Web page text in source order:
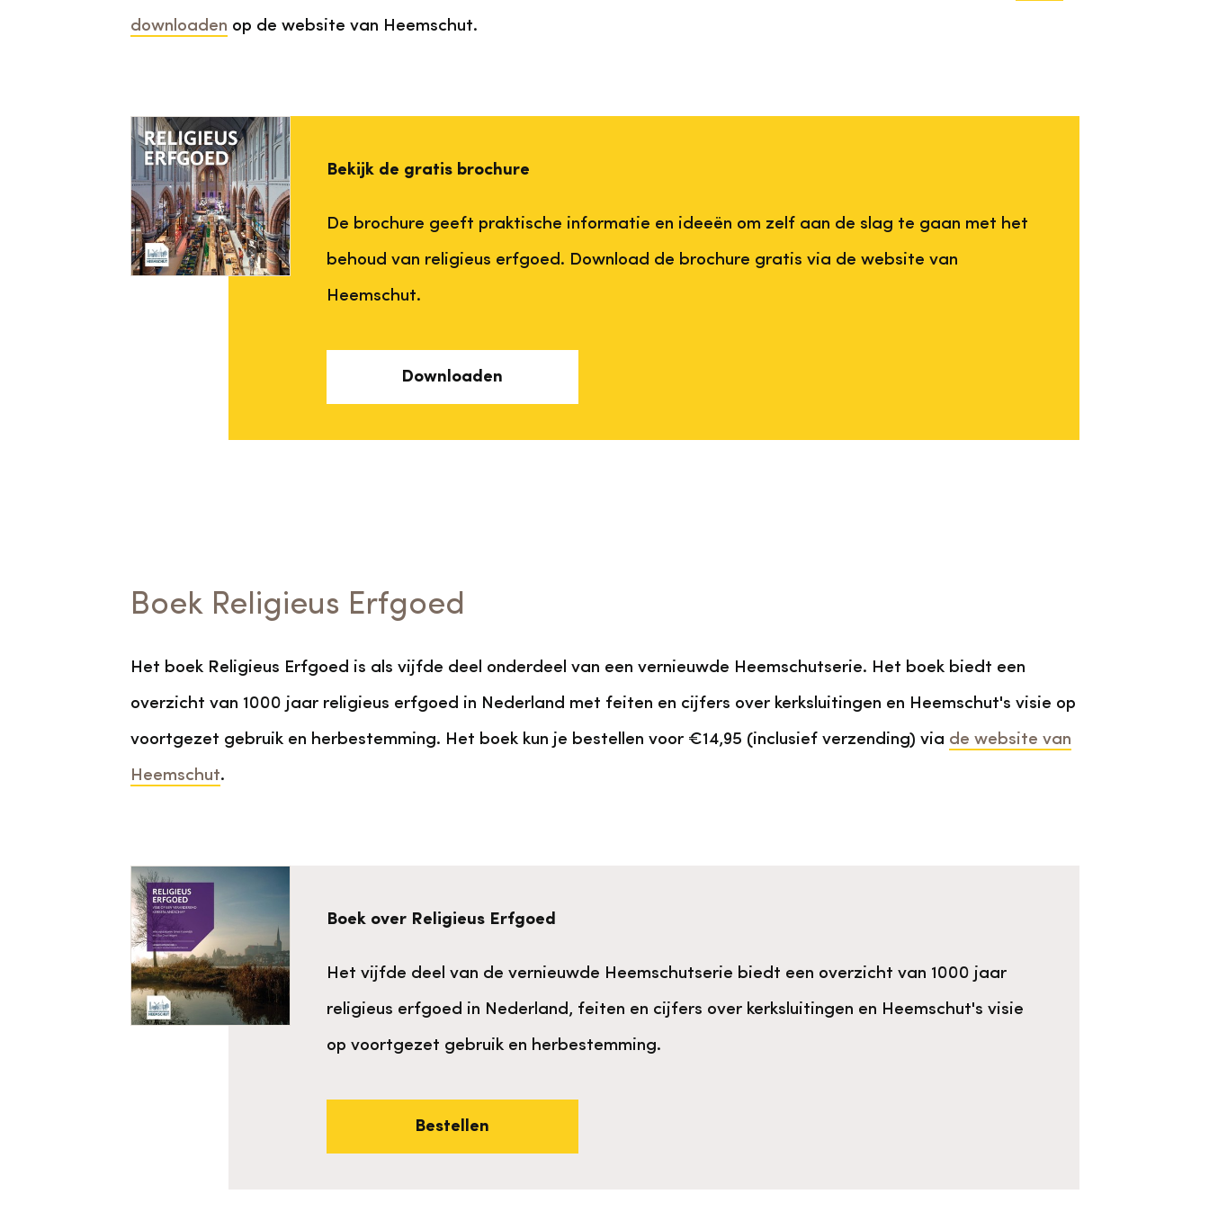
downloaden op de website van Heemschut.
Bekijk de gratis brochure
De brochure geeft praktische informatie en ideeën om zelf aan de slag te gaan met het
behoud van religieus erfgoed. Download de brochure gratis via de website van
Heemschut.
Downloaden
Boek Religieus Erfgoed
Het boek Religieus Erfgoed is als vijfde deel onderdeel van een vernieuwde Heemschutserie. Het boek biedt een
overzicht van 1000 jaar religieus erfgoed in Nederland met feiten en cijfers over kerksluitingen en Heemschut's visie op
voortgezet gebruik en herbestemming. Het boek kun je bestellen voor €14,95 (inclusief verzending) via de website van
Heemschut.
Boek over Religieus Erfgoed
Het vijfde deel van de vernieuwde Heemschutserie biedt een overzicht van 1000 jaar
religieus erfgoed in Nederland, feiten en cijfers over kerksluitingen en Heemschut's visie
op voortgezet gebruik en herbestemming.
Bestellen